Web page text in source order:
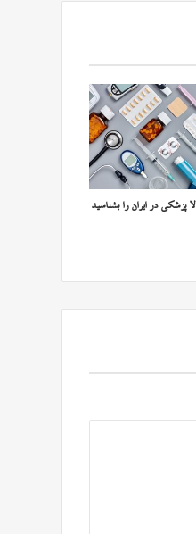
پزشکی در ایران را بشناسید